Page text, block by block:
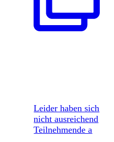
Leider haben sich
nicht ausreichend
Teilnehmende a